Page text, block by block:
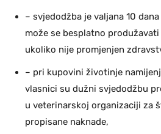
– svjedodžba je valjana 10
može se besplatno
ukoliko nije promjenjen
– pri kupovini životinje
vlasnici su dužni svjedodžbu
u veterinarskoj organizaciji za
propisane naknade,